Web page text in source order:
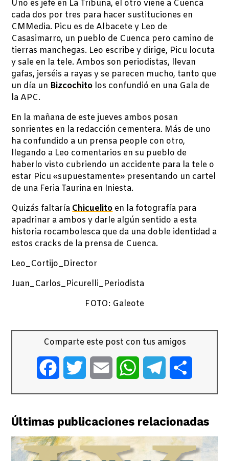
Uno es jefe en La Tribuna, el otro viene a Cuenca
cada dos por tres para hacer sustituciones en
CMMedia. Picu es de Albacete y Leo de
Casasimarro, un pueblo de Cuenca pero camino de
tierras manchegas. Leo escribe y dirige, Picu locuta
y sale en la tele. Ambos son periodistas, llevan
gafas, jerséis a rayas y se parecen mucho, tanto que
un día un Bizcochito los confundió en una Gala de
la APC.
En la mañana de este jueves ambos posan
sonrientes en la redacción cementera. Más de uno
ha confundido a un prensa people con otro,
llegando a Leo comentarios en su pueblo de
haberlo visto cubriendo un accidente para la tele o
estar Picu «supuestamente» presentando un cartel
de una Feria Taurina en Iniesta.
Quizás faltaría Chicuelito en la fotografía para
apadrinar a ambos y darle algún sentido a esta
historia rocambolesca que da una doble identidad a
estos cracks de la prensa de Cuenca.
Leo_Cortijo_Director
Juan_Carlos_Picurelli_Periodista
FOTO: Galeote
Comparte este post con tus amigos
FacebookTwitter Email WhatsAppTelegram
Últimas publicaciones relacionadas